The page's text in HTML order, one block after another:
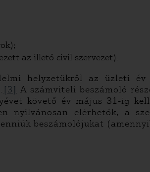
az illető civil szervezet).
helyzetükről az üzleti év
[3] A számviteli beszámoló
követő év május 31-ig
nyilvánosan elérhetők, a
beszámolójukat